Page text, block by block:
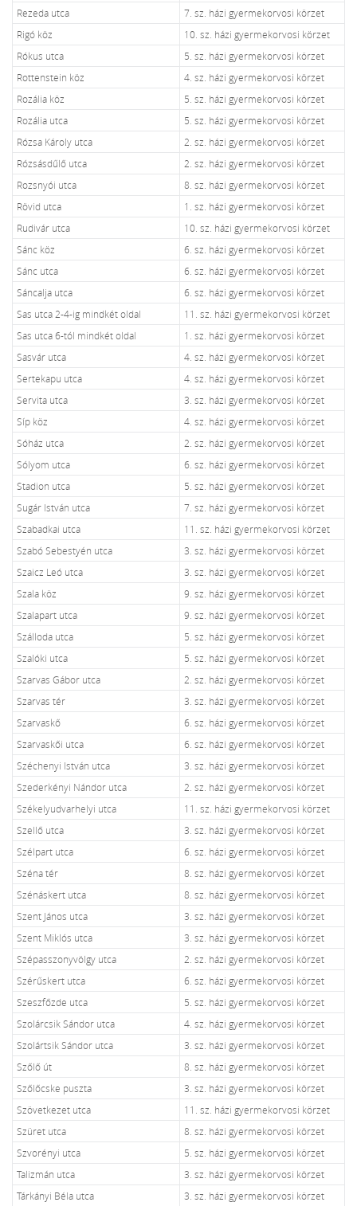
Rezeda utca
7. sz. házi gyermekorvosi körzet
Rigó köz
10. sz. házi gyermekorvosi körzet
Rókus utca
5. sz. házi gyermekorvosi körzet
Rottenstein köz
4. sz. házi gyermekorvosi körzet
Rozália köz
5. sz. házi gyermekorvosi körzet
Rozália utca
5. sz. házi gyermekorvosi körzet
Rózsa Károly utca
2. sz. házi gyermekorvosi körzet
Rózsásdűlő utca
2. sz. házi gyermekorvosi körzet
Rozsnyói utca
8. sz. házi gyermekorvosi körzet
Rövid utca
1. sz. házi gyermekorvosi körzet
Rudivár utca
10. sz. házi gyermekorvosi körzet
Sánc köz
6. sz. házi gyermekorvosi körzet
Sánc utca
6. sz. házi gyermekorvosi körzet
Sáncalja utca
6. sz. házi gyermekorvosi körzet
Sas utca 2-4-ig mindkét oldal
11. sz. házi gyermekorvosi körzet
Sas utca 6-tól mindkét oldal
1. sz. házi gyermekorvosi körzet
Sasvár utca
4. sz. házi gyermekorvosi körzet
Sertekapu utca
4. sz. házi gyermekorvosi körzet
Servita utca
3. sz. házi gyermekorvosi körzet
Síp köz
4. sz. házi gyermekorvosi körzet
Sóház utca
2. sz. házi gyermekorvosi körzet
Sólyom utca
6. sz. házi gyermekorvosi körzet
Stadion utca
5. sz. házi gyermekorvosi körzet
Sugár István utca
7. sz. házi gyermekorvosi körzet
Szabadkai utca
11. sz. házi gyermekorvosi körzet
Szabó Sebestyén utca
3. sz. házi gyermekorvosi körzet
Szaicz Leó utca
3. sz. házi gyermekorvosi körzet
Szala köz
9. sz. házi gyermekorvosi körzet
Szalapart utca
9. sz. házi gyermekorvosi körzet
Szálloda utca
5. sz. házi gyermekorvosi körzet
Szalóki utca
5. sz. házi gyermekorvosi körzet
Szarvas Gábor utca
2. sz. házi gyermekorvosi körzet
Szarvas tér
3. sz. házi gyermekorvosi körzet
Szarvaskő
6. sz. házi gyermekorvosi körzet
Szarvaskői utca
6. sz. házi gyermekorvosi körzet
Széchenyi István utca
3. sz. házi gyermekorvosi körzet
Szederkényi Nándor utca
2. sz. házi gyermekorvosi körzet
Székelyudvarhelyi utca
11. sz. házi gyermekorvosi körzet
Szellő utca
3. sz. házi gyermekorvosi körzet
Szélpart utca
6. sz. házi gyermekorvosi körzet
Széna tér
8. sz. házi gyermekorvosi körzet
Szénáskert utca
8. sz. házi gyermekorvosi körzet
Szent János utca
3. sz. házi gyermekorvosi körzet
Szent Miklós utca
3. sz. házi gyermekorvosi körzet
Szépasszonyvölgy utca
2. sz. házi gyermekorvosi körzet
Szérűskert utca
6. sz. házi gyermekorvosi körzet
Szeszfőzde utca
5. sz. házi gyermekorvosi körzet
Szolárcsik Sándor utca
4. sz. házi gyermekorvosi körzet
Szolártsik Sándor utca
3. sz. házi gyermekorvosi körzet
Szőlő út
8. sz. házi gyermekorvosi körzet
Szőlőcske puszta
3. sz. házi gyermekorvosi körzet
Szövetkezet utca
11. sz. házi gyermekorvosi körzet
Szüret utca
8. sz. házi gyermekorvosi körzet
Szvorényi utca
5. sz. házi gyermekorvosi körzet
Talizmán utca
3. sz. házi gyermekorvosi körzet
Tárkányi Béla utca
3. sz. házi gyermekorvosi körzet